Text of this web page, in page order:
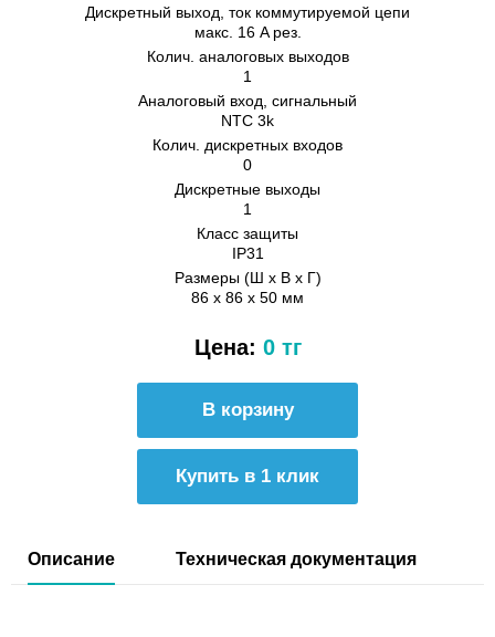
Дискретный выход, ток коммутируемой цепи
макс. 16 A рез.
Колич. аналоговых выходов
1
Аналоговый вход, сигнальный
NTC 3k
Колич. дискретных входов
0
Дискретные выходы
1
Класс защиты
IP31
Размеры (Ш х В х Г)
86 x 86 x 50 мм
Цена: 0 тг
Купить в 1 клик
Описание Техническая документация